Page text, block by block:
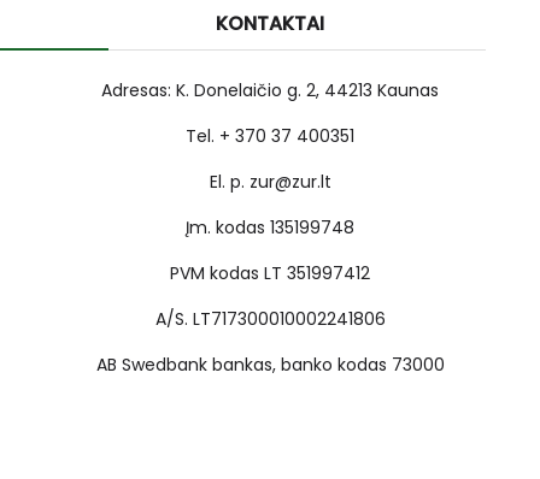
KONTAKTAI
Adresas: K. Donelaičio g. 2, 44213 Kaunas
Tel. + 370 37 400351
El. p. zur@zur.lt
Įm. kodas 135199748
PVM kodas LT 351997412
A/S. LT717300010002241806
AB Swedbank bankas, banko kodas 73000